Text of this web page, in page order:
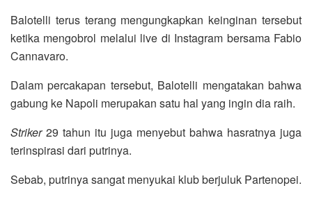
Balotelli terus terang mengungkapkan keinginan tersebut
ketika mengobrol melalui live di Instagram bersama Fabio
Cannavaro.
Dalam percakapan tersebut, Balotelli mengatakan bahwa
gabung ke Napoli merupakan satu hal yang ingin dia raih.
Striker29 tahun itu juga menyebut bahwa hasratnya juga
terinspirasi dari putrinya.
Sebab, putrinya sangat menyukai klub berjuluk Partenopei.